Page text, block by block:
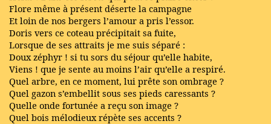
Flore même à présent déserte la campagne
Et loin de nos bergers l’amour a pris l’essor.
Doris vers ce coteau précipitait sa fuite,
Lorsque de ses attraits je me suis séparé :
Doux zéphyr ! si tu sors du séjour qu’elle habite,
Viens ! que je sente au moins l’air qu’elle a respiré.
Quel arbre, en ce moment, lui prête son ombrage ?
Quel gazon s’embellit sous ses pieds caressants ?
Quelle onde fortunée a reçu son image ?
Quel bois mélodieux répète ses accents ?